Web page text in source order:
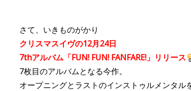
さて、いきものがかり
クリスマスイヴの12月24日
7thアルバム「FUN! FUN! FANFARE!」リリース
7枚目のアルバムとなる今作。
オープニングとラストのインストゥルメンタル